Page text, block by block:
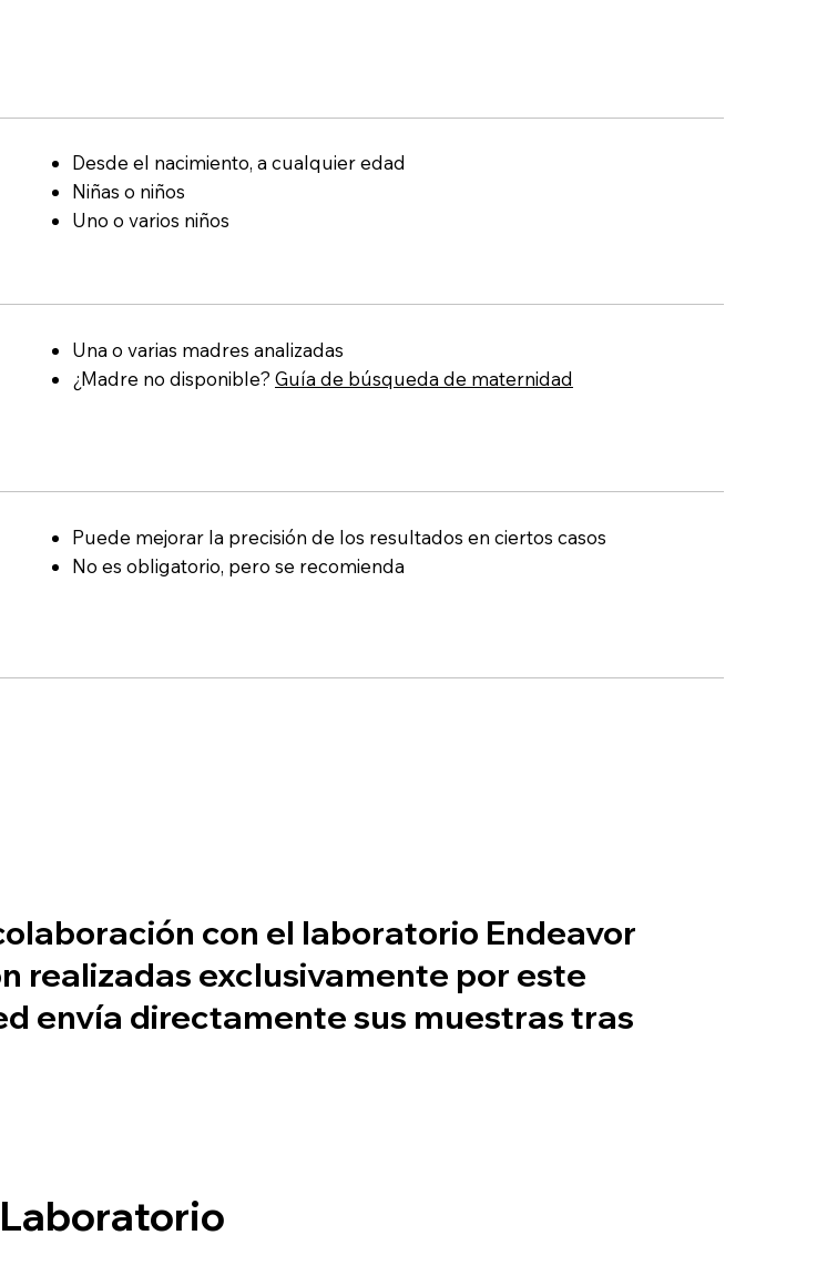
Desde el nacimiento, a cualquier edad
Niñas o niños
Uno o varios niños
Una o varias madres analizadas
¿Madre no disponible? Guía de búsqueda de maternidad
Puede mejorar la precisión de los resultados en ciertos casos
No es obligatorio, pero se recomienda
con el laboratorio Endeavor
realizadas exclusivamente por este
envía directamente sus muestras tras
Laboratorio